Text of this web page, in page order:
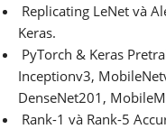
Replicating LeNet và
Keras.
PyTorch & Keras
Inceptionv3,
DenseNet201,
Rank-1 và Rank-5